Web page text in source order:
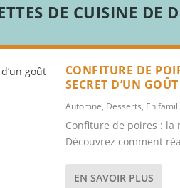
DE CUISINE DE
CONFITURE DE
SECRET D’UN
Automne, Desserts, En
Confiture de poires : la
Découvrez comment
EN SAVOIR PLUS